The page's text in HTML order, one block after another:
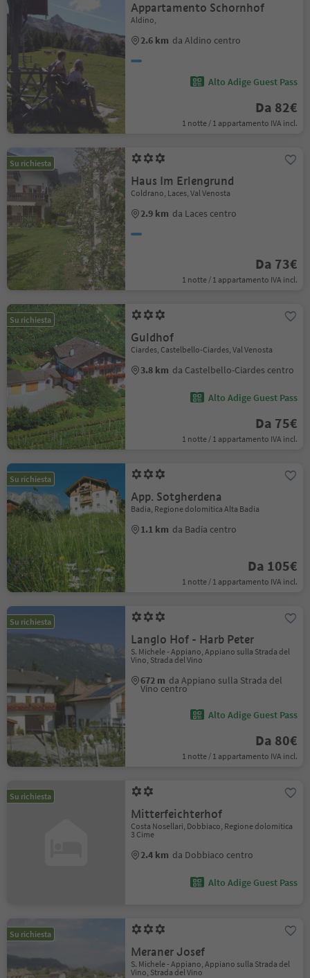
Appartamento Schornhof
Aldino,
2.6 km da Aldino centro
Alto Adige Guest Pass
Da 82€
1 notte / 1 appartamento IVA incl.
Su richiesta
Haus Im Erlengrund
Coldrano, Laces, Val Venosta
2.9 km da Laces centro
Da 73€
1 notte / 1 appartamento IVA incl.
Su richiesta
Guldhof
Ciardes, Castelbello-Ciardes, Val Venosta
3.8 km da Castelbello-Ciardes centro
Alto Adige Guest Pass
Da 75€
1 notte / 1 appartamento IVA incl.
Su richiesta
App. Sotgherdena
Badia, Regione dolomitica Alta Badia
1.1 km da Badia centro
Da 105€
1 notte / 1 appartamento IVA incl.
Su richiesta
Langlo Hof - Harb Peter
S. Michele - Appiano, Appiano sulla Strada del
Vino, Strada del Vino
672 m da Appiano sulla Strada del
Vino centro
Alto Adige Guest Pass
Da 80€
1 notte / 1 appartamento IVA incl.
Su richiesta
Mitterfeichterhof
Costa Nosellari, Dobbiaco, Regione dolomitica
3 Cime
2.4 km da Dobbiaco centro
Alto Adige Guest Pass
Su richiesta
Meraner Josef
S. Michele - Appiano, Appiano sulla Strada del
Vino, Strada del Vino